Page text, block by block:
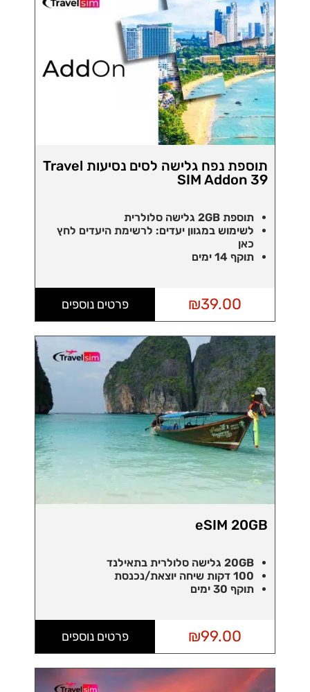
תוספת נפח גלישה לסים נסיעות Travel
SIM Addon 39
תוספת 2GB גלישה סלולרית
לשימוש במגוון יעדים: לרשימת היעדים לחץ
כאן
תוקף 14 ימים
₪39.00 פרטים נוספים
eSIM 20GB
20GB גלישה סלולרית בתאילנד
100 דקות שיחה יוצאת/נכנסת
תוקף 30 ימים
₪99.00 פרטים נוספים